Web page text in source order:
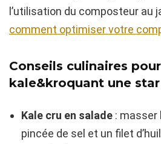
l’utilisation du composteur au
comment optimiser votre
Conseils culinaires
kale&kroquant une
Kale cru en salade : masser
pincée de sel et un filet